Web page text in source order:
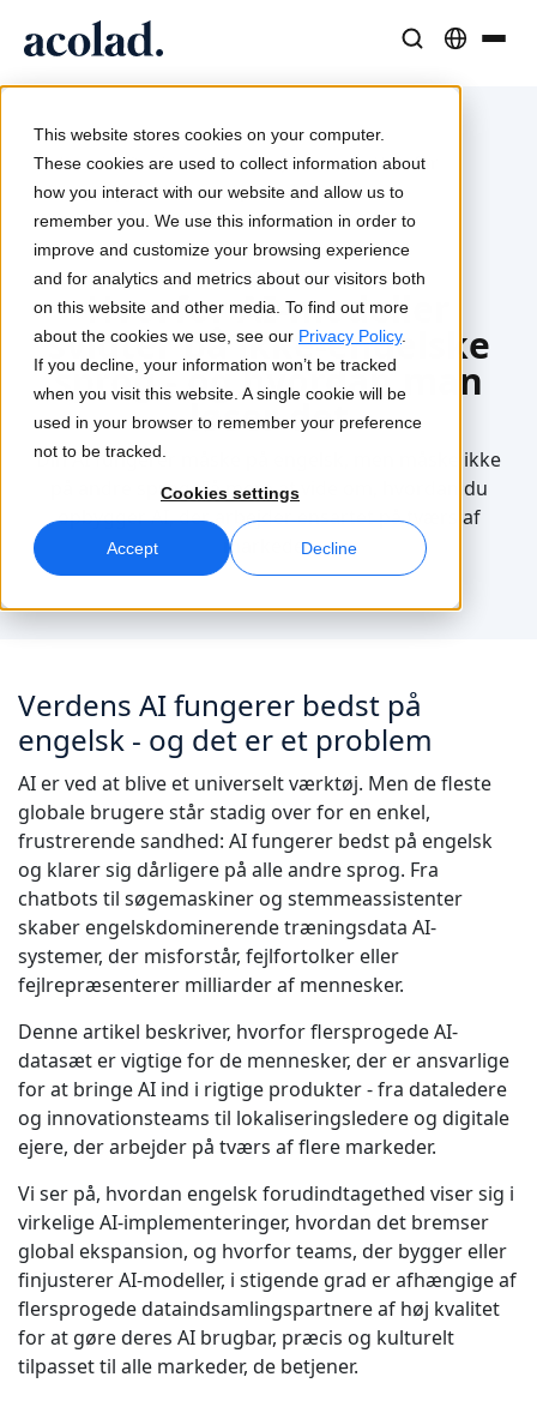
This website stores cookies on your computer.
These cookies are used to collect information about
how you interact with our website and allow us to
remember you. We use this information in order to
improve and customize your browsing experience
and for analytics and metrics about our visitors both
on this website and other media. To find out more
about the cookies we use, see our Privacy Policy.
If you decline, your information won’t be tracked
when you visit this website. A single cookie will be
used in your browser to remember your preference
not to be tracked.
Cookies settings
Accept Decline
Oversættelse
AI-hastighed, menneskelig præcision
Tolkning
Problemfri kommunikation overalt
Medier og underholdning
Bring historier til alle skærme
Konsulent- og outsourcingtjenester
Transskription
Omdan lyd til handling
Datatjenester
Forbedr AI med pålidelige data
Alle løsninger
Løsninger efter Branche
Life Science
Fremstillingsindustrien
Juridisk
Offentlige Institutioner
Forsvar & Sikkerhed
Lia Translate
Øjeblikkelige oversættelser på linje med dit brand
Forbindelse
Workflow-integration gjort enkel
Oversættelse af tale i realtid
Kvalitetskontroller drevet af AI
Effektiv dubbing i stor skala
AI-datatjenester
Styrk AI med kvalitetsdata
Hurtig, intelligent og skalerbar AI-oversættelse
Kundecases
Reelle resultater hos vores kunder
Artikler
Ekspertindsigter i globalt indhold
E-bøger
Indgående guider og strategier
Webinarer on demand
Få fuldt udbytte af AI-drevne oversættelser til
globale brands
Tips til at frigøre effektivitet, skalering og kvalitet
Om Acolad
Bæredygtighed
Partnere
Nyheder
Karriere
Freelance-muligheder
Bliv en del af vores globale netværk
Home / Services / AI-datatjenester / Hvorfor
flersprogede data er afgørende
2026-02-23
Hvorfor AI-modeller
svigter på ikke-engelske
sprog - og hvordan man
løser det
Din AI fungerer måske på engelsk, men måske ikke
på andre sprog. Få mere at vide om, hvordan du
opbygger AI, der arbejder ensartet på tværs af
markeder.
Verdens AI fungerer bedst på
engelsk - og det er et problem
AI er ved at blive et universelt værktøj. Men de fleste
globale brugere står stadig over for en enkel,
frustrerende sandhed: AI fungerer bedst på engelsk
og klarer sig dårligere på alle andre sprog. Fra
chatbots til søgemaskiner og stemmeassistenter
skaber engelskdominerende træningsdata AI-
systemer, der misforstår, fejlfortolker eller
fejlrepræsenterer milliarder af mennesker.
Denne artikel beskriver, hvorfor flersprogede AI-
datasæt er vigtige for de mennesker, der er ansvarlige
for at bringe AI ind i rigtige produkter - fra dataledere
og innovationsteams til lokaliseringsledere og digitale
ejere, der arbejder på tværs af flere markeder.
Vi ser på, hvordan engelsk forudindtagethed viser sig i
virkelige AI-implementeringer, hvordan det bremser
global ekspansion, og hvorfor teams, der bygger eller
finjusterer AI-modeller, i stigende grad er afhængige af
flersprogede dataindsamlingspartnere af høj kvalitet
for at gøre deres AI brugbar, præcis og kulturelt
tilpasset til alle markeder, de betjener.